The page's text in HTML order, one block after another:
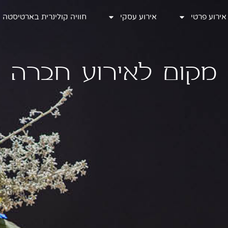
אירוע פרטי אירוע עסקי חוויה קולינרית בארטיסטה אירוע פרטי אירוע עסקי חוויה קולינרית בארטיסטה
מקום לאירוע חברה